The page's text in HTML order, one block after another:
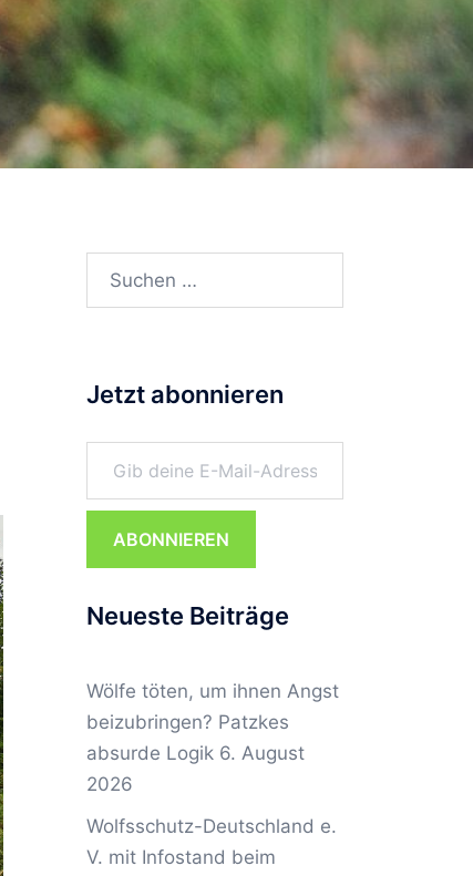
Suchen
Jetzt abonnieren
Gib deine E-Mail-Adresse ein ...
ABONNIEREN
Neueste Beiträge
Wölfe töten, um ihnen Angst
beizubringen? Patzkes
absurde Logik 6. August
2026
Wolfsschutz-Deutschland e.
V. mit Infostand beim